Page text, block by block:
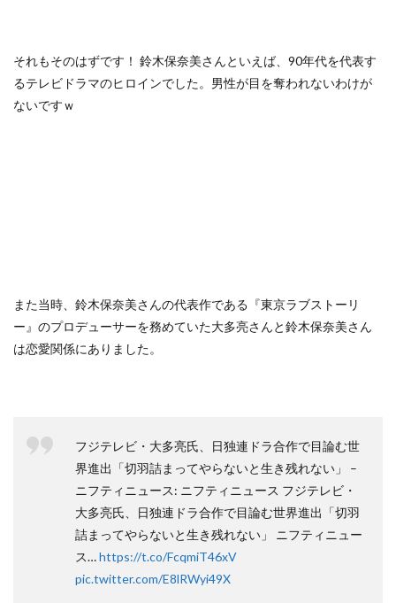
それもそのはずです！ 鈴木保奈美さんといえば、90年代を代表す
るテレビドラマのヒロインでした。男性が目を奪われないわけが
ないですｗ
また当時、鈴木保奈美さんの代表作である『東京ラブストーリ
ー』のプロデューサーを務めていた大多亮さんと鈴木保奈美さん
は恋愛関係にありました。
フジテレビ・大多亮氏、日独連ドラ合作で目論む世
界進出「切羽詰まってやらないと生き残れない」 –
ニフティニュース: ニフティニュース フジテレビ・
大多亮氏、日独連ドラ合作で目論む世界進出「切羽
詰まってやらないと生き残れない」 ニフティニュー
ス…https://t.co/FcqmiT46xV
pic.twitter.com/E8lRWyi49X